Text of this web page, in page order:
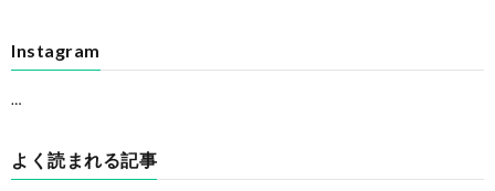
Instagram
…
よく読まれる記事